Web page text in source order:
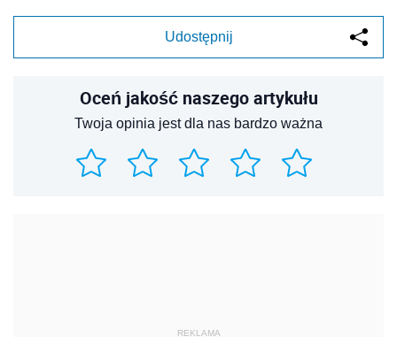
Udostępnij
Oceń jakość naszego artykułu
Twoja opinia jest dla nas bardzo ważna
REKLAMA